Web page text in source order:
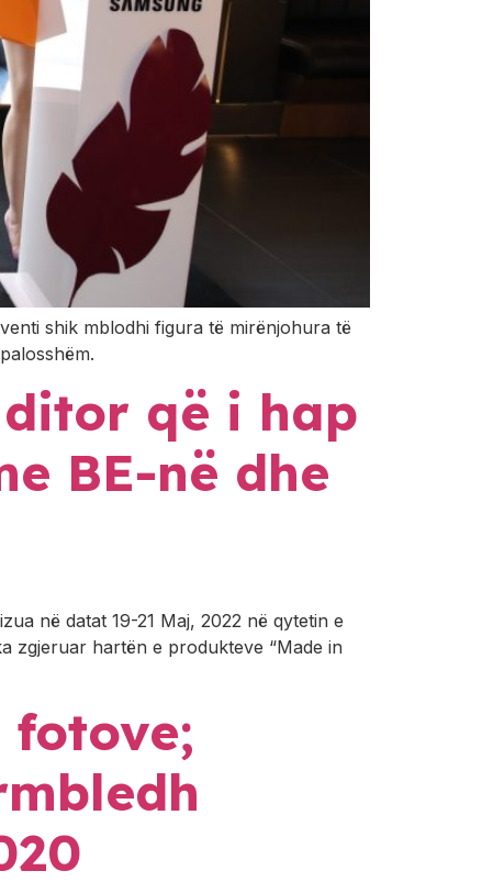
shik mblodhi figura të mirënjohura të
ditor që i hap
BE-në dhe
në datat 19-21 Maj, 2022 në qytetin e
zgjeruar hartën e produkteve “Made in
fotove;